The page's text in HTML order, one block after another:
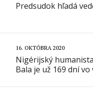
Predsudok hľadá
16. OKTÓBRA 2020
Nigérijský
Bala je už 169 dní vo